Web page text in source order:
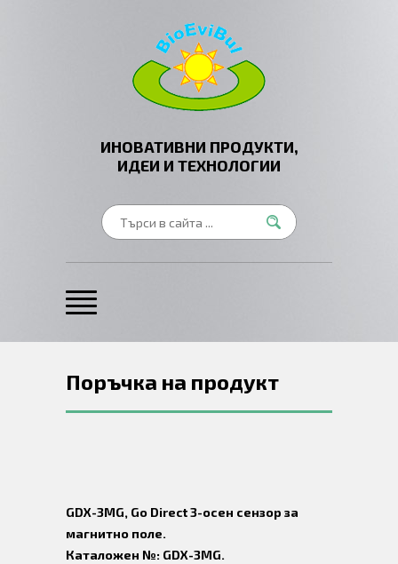
ИНОВАТИВНИ ПРОДУКТИ,
ИДЕИ И ТЕХНОЛОГИИ
Поръчка на продукт
GDX-3MG, Go Direct 3-осен сензор за
магнитно поле.
Каталожен №: GDX-3MG.